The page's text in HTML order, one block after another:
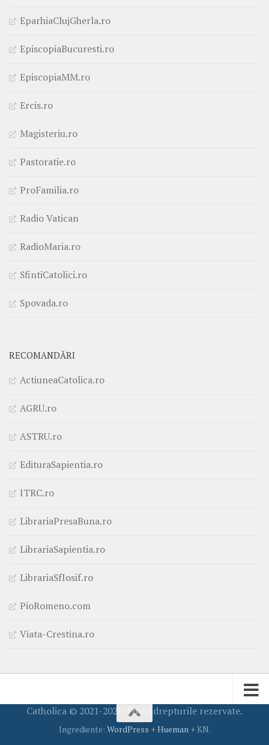
EparhiaClujGherla.ro
EpiscopiaBucuresti.ro
EpiscopiaMM.ro
Ercis.ro
Magisteriu.ro
Pastoratie.ro
ProFamilia.ro
Radio Vatican
RadioMaria.ro
SfintiCatolici.ro
Spovada.ro
RECOMANDĂRI
ActiuneaCatolica.ro
AGRU.ro
ASTRU.ro
EdituraSapientia.ro
ITRC.ro
LibrariaPresaBuna.ro
LibrariaSapientia.ro
LibrariaSfIosif.ro
PioRomeno.com
Viata-Crestina.ro
Catholica © 2021-2026. Toate drepturile rezervate.
Ingrediente: WordPress +Hueman+ KN.